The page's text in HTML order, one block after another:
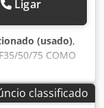
Ligar
(usado),
50/75 COMO
oficina.
Faixa de
Diâmetro final: 6
classificado